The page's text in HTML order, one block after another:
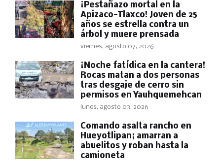
¡Pestañazo mortal en la
Apizaco-Tlaxco! Joven de 25
años se estrella contra un
árbol y muere prensada
viernes, agosto 07, 2026
​¡Noche fatídica en la cantera!
Rocas matan a dos personas
tras desgaje de cerro sin
permisos en Yauhquemehcan
lunes, agosto 03, 2026
Comando asalta rancho en
Hueyotlipan; amarran a
abuelitos y roban hasta la
camioneta